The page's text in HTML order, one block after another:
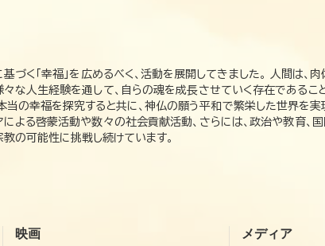
く「幸福」を広めるべく、活動を展開してきました。 人間は、
な人生経験を通して、自らの魂を成長させていく存在であるこ
の幸福を探究すると共に、神仏の願う平和で繁栄した世界を実
よる啓蒙活動や数々の社会貢献活動、さらには、政治や教育、
の可能性に挑戦し続けています。
映画 メディア